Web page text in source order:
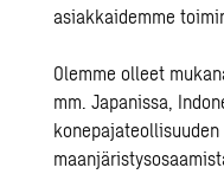
asiakkaidemme
Olemme olleet
mm. Japanissa,